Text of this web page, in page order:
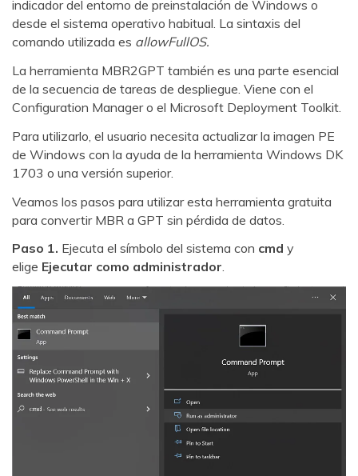
Arregla fotos dañadas, mejora su nitidez y revive tus
recuerdos más valiosos con el poder de la IA.
Continuar Prueba Online
indicador del entorno de preinstalación de Windows o
desde el sistema operativo habitual. La sintaxis del
comando utilizada es allowFullOS.
La herramienta MBR2GPT también es una parte esencial
de la secuencia de tareas de despliegue. Viene con el
Configuration Manager o el Microsoft Deployment Toolkit.
Para utilizarlo, el usuario necesita actualizar la imagen PE
de Windows con la ayuda de la herramienta Windows DK
1703 o una versión superior.
Veamos los pasos para utilizar esta herramienta gratuita
para convertir MBR a GPT sin pérdida de datos.
Paso 1. Ejecuta el símbolo del sistema con cmd y
elige Ejecutar como administrador.